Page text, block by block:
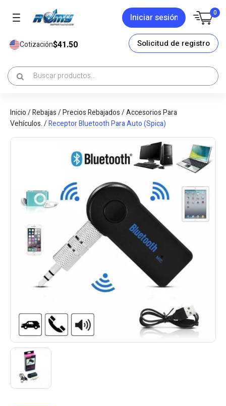
Iniciar sesión 0
Cotización$41.50 Solicitud de registro
Inicio/Rebajas/Precios Rebajados/Accesorios Para
Vehículos./Receptor Bluetooth Para Auto (Spica)